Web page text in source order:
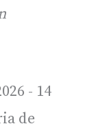
- 14
de